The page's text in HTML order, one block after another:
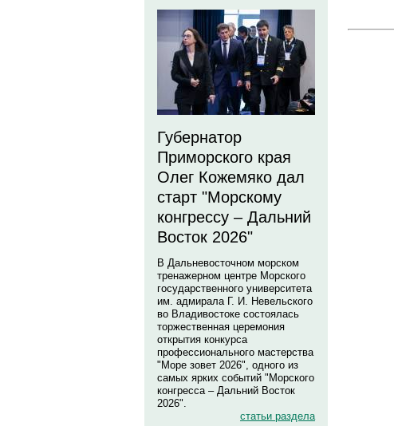
Губернатор
Приморского края
Олег Кожемяко дал
старт "Морскому
конгрессу – Дальний
Восток 2026"
В Дальневосточном морском
тренажерном центре Морского
государственного университета
им. адмирала Г. И. Невельского
во Владивостоке состоялась
торжественная церемония
открытия конкурса
профессионального мастерства
"Море зовет 2026", одного из
самых ярких событий "Морского
конгресса – Дальний Восток
2026".
статьи раздела